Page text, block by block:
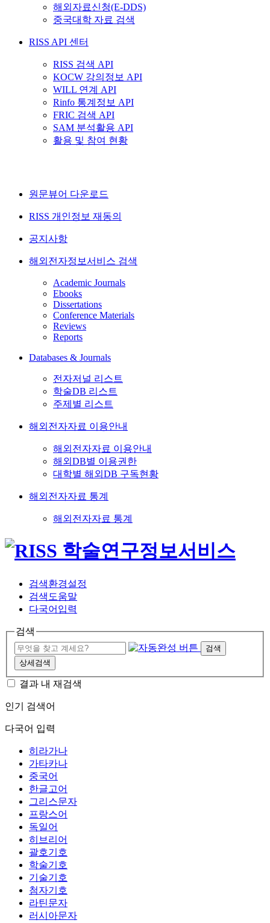
해외자료신청(E-DDS)
중국대학 자료 검색
RISS API 센터
RISS 검색 API
KOCW 강의정보 API
WILL 연계 API
Rinfo 통계정보 API
FRIC 검색 API
SAM 분석활용 API
활용 및 참여 현황
원문뷰어 다운로드
RISS 개인정보 재동의
공지사항
해외전자정보서비스 검색
Academic Journals
Ebooks
Dissertations
Conference Materials
Reviews
Reports
Databases & Journals
전자저널 리스트
학술DB 리스트
주제별 리스트
해외전자자료 이용안내
해외전자자료 이용안내
해외DB별 이용권한
대학별 해외DB 구독현황
해외전자자료 통계
해외전자자료 통계
검색환경설정
검색도움말
다국어입력
검색
검색
상세검색
결과 내 재검색
인기 검색어
다국어 입력
히라가나
가타카나
중국어
한글고어
그리스문자
프랑스어
독일어
히브리어
괄호기호
학술기호
기술기호
첨자기호
라틴문자
러시아문자